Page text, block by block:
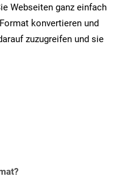
Webseiten ganz einfach
konvertieren und
zuzugreifen und sie